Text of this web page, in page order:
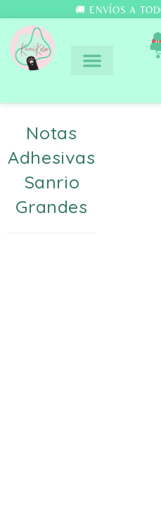
🚚 ENVÍOS A
0
Notas
Adhesivas
Sanrio
Grandes